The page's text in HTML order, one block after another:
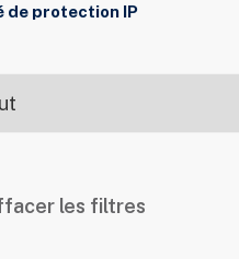
de protection IP
les filtres